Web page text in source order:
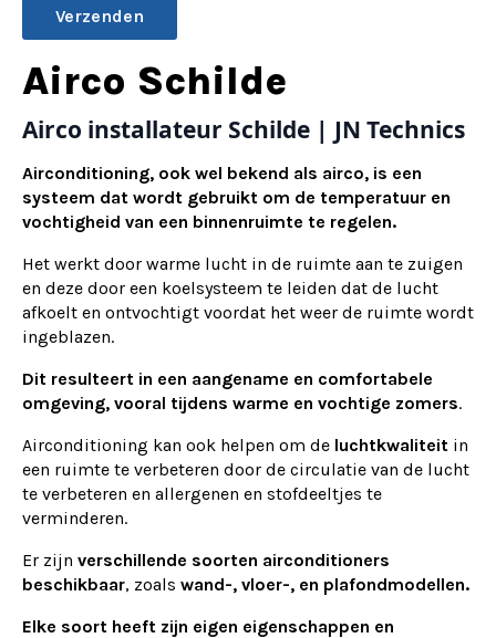
Alternative:
Airco Schilde
Airco installateur Schilde | JN Technics
Airconditioning, ook wel bekend als airco, is een
systeem dat wordt gebruikt om de temperatuur en
vochtigheid van een binnenruimte te regelen.
Het werkt door warme lucht in de ruimte aan te zuigen
en deze door een koelsysteem te leiden dat de lucht
afkoelt en ontvochtigt voordat het weer de ruimte wordt
ingeblazen.
Dit resulteert in een aangename en comfortabele
omgeving, vooral tijdens warme en vochtige zomers.
Airconditioning kan ook helpen om de luchtkwaliteit in
een ruimte te verbeteren door de circulatie van de lucht
te verbeteren en allergenen en stofdeeltjes te
verminderen.
Er zijn verschillende soorten airconditioners
beschikbaar, zoals wand-, vloer-, en plafondmodellen.
Elke soort heeft zijn eigen eigenschappen en